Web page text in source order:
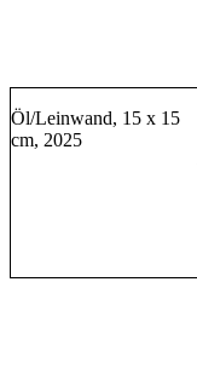
Öl/Leinwand, 15 x 15
cm, 2025